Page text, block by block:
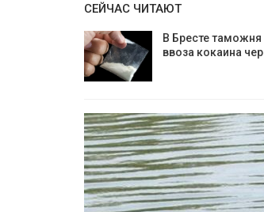
СЕЙЧАС ЧИТАЮТ
В Бресте
ввоза кокаина